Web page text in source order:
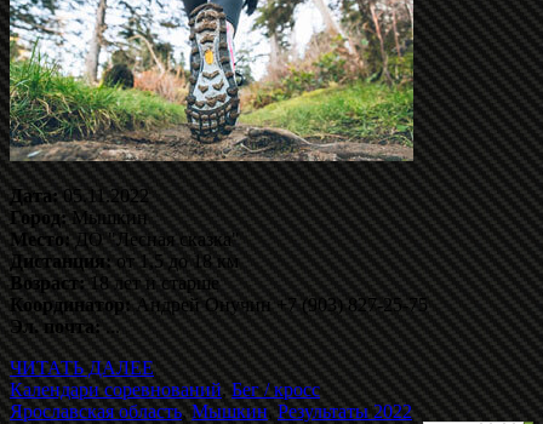
Дата:05.11.2022
Город:Мышкин
Место:ДО "Лесная сказка"
Дистанция:от 1,5 до 18 км
Возраст:18 лет и старше
Координатор:Андрей Онучин +7 (903) 827-25-75
Эл. почта:...
ЧИТАТЬ ДАЛЕЕ
Календари соревнований,Бег / кросс
Ярославская область,Мышкин,Результаты 2022